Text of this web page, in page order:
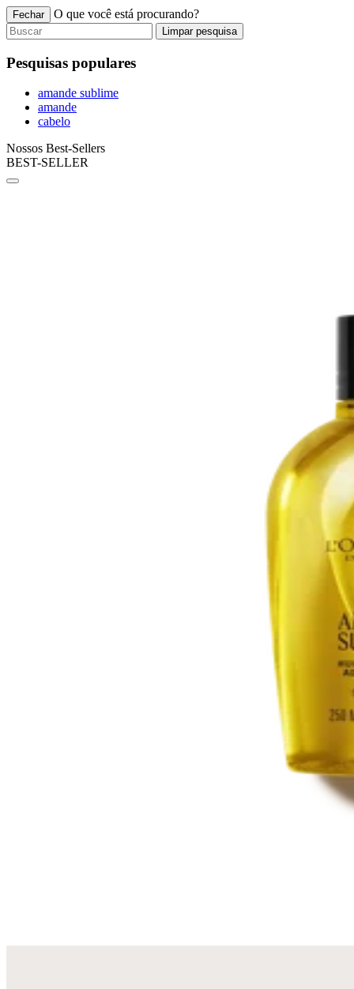
Fechar O que você está procurando?
Limpar pesquisa
Pesquisas populares
amande sublime
amande
cabelo
Nossos Best-Sellers
BEST-SELLER